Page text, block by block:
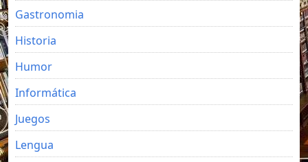
Gastronomia
Historia
Humor
Informática
Juegos
Lengua